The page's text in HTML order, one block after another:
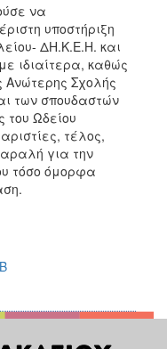
να
υποστήριξη
ΔΗ.Κ.Ε.Η. και
ιδιαίτερα, καθώς
Ανώτερης Σχολής
των σπουδαστών
του Ωδείου
τέλος,
για την
τόσο όμορφα